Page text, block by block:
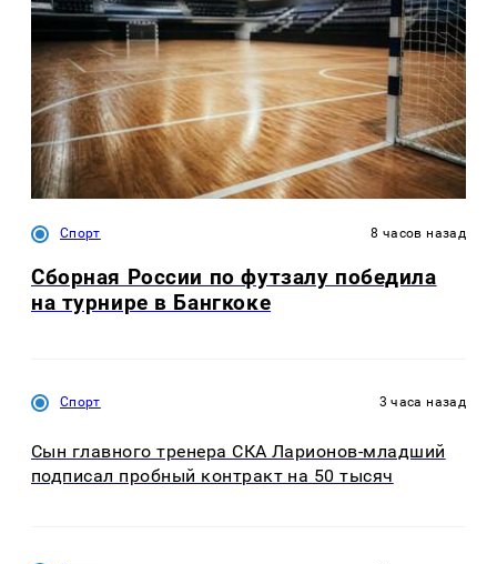
Спорт 8 часов назад
Сборная России по футзалу победила
на турнире в Бангкоке
Спорт 3 часа назад
Сын главного тренера СКА Ларионов-младший
подписал пробный контракт на 50 тысяч